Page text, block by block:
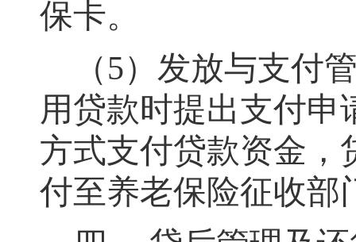
保卡。
（5）发放与支付
用贷款时提出支付
方式支付贷款资金 ，
付至养老保险征收部